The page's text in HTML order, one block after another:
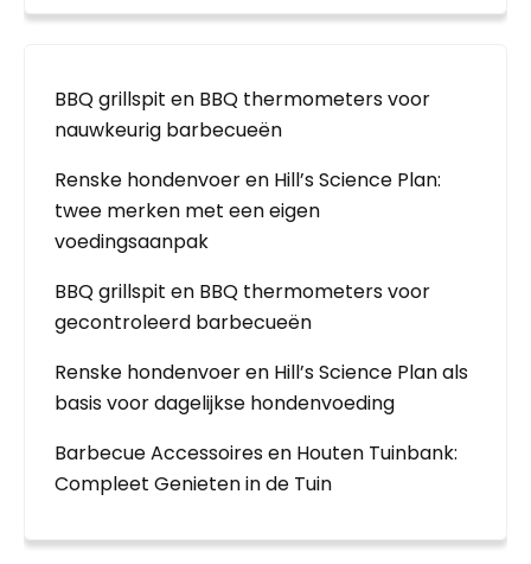
BBQ grillspit en BBQ thermometers voor
nauwkeurig barbecueën
Renske hondenvoer en Hill’s Science Plan:
twee merken met een eigen
voedingsaanpak
BBQ grillspit en BBQ thermometers voor
gecontroleerd barbecueën
Renske hondenvoer en Hill’s Science Plan als
basis voor dagelijkse hondenvoeding
Barbecue Accessoires en Houten Tuinbank:
Compleet Genieten in de Tuin